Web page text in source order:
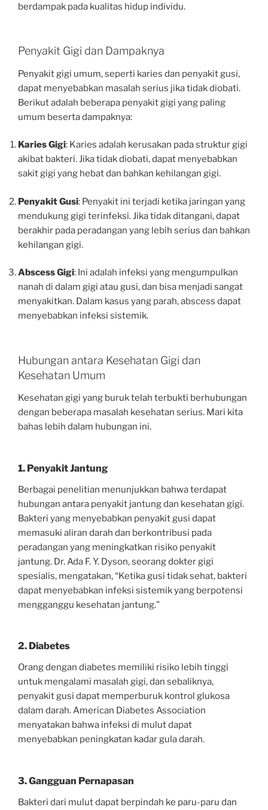
berdampak pada kualitas hidup individu.
Penyakit Gigi dan Dampaknya
Penyakit gigi umum, seperti karies dan penyakit gusi,
dapat menyebabkan masalah serius jika tidak diobati.
Berikut adalah beberapa penyakit gigi yang paling
umum beserta dampaknya:
Karies Gigi: Karies adalah kerusakan pada struktur gigi
akibat bakteri. Jika tidak diobati, dapat menyebabkan
sakit gigi yang hebat dan bahkan kehilangan gigi.
Penyakit Gusi: Penyakit ini terjadi ketika jaringan yang
mendukung gigi terinfeksi. Jika tidak ditangani, dapat
berakhir pada peradangan yang lebih serius dan bahkan
kehilangan gigi.
Abscess Gigi: Ini adalah infeksi yang mengumpulkan
nanah di dalam gigi atau gusi, dan bisa menjadi sangat
menyakitkan. Dalam kasus yang parah, abscess dapat
menyebabkan infeksi sistemik.
Hubungan antara Kesehatan Gigi dan
Kesehatan Umum
Kesehatan gigi yang buruk telah terbukti berhubungan
dengan beberapa masalah kesehatan serius. Mari kita
bahas lebih dalam hubungan ini.
1. Penyakit Jantung
Berbagai penelitian menunjukkan bahwa terdapat
hubungan antara penyakit jantung dan kesehatan gigi.
Bakteri yang menyebabkan penyakit gusi dapat
memasuki aliran darah dan berkontribusi pada
peradangan yang meningkatkan risiko penyakit
jantung. Dr. Ada F. Y. Dyson, seorang dokter gigi
spesialis, mengatakan, “Ketika gusi tidak sehat, bakteri
dapat menyebabkan infeksi sistemik yang berpotensi
mengganggu kesehatan jantung.”
2. Diabetes
Orang dengan diabetes memiliki risiko lebih tinggi
untuk mengalami masalah gigi, dan sebaliknya,
penyakit gusi dapat memperburuk kontrol glukosa
dalam darah. American Diabetes Association
menyatakan bahwa infeksi di mulut dapat
menyebabkan peningkatan kadar gula darah.
3. Gangguan Pernapasan
Bakteri dari mulut dapat berpindah ke paru-paru dan